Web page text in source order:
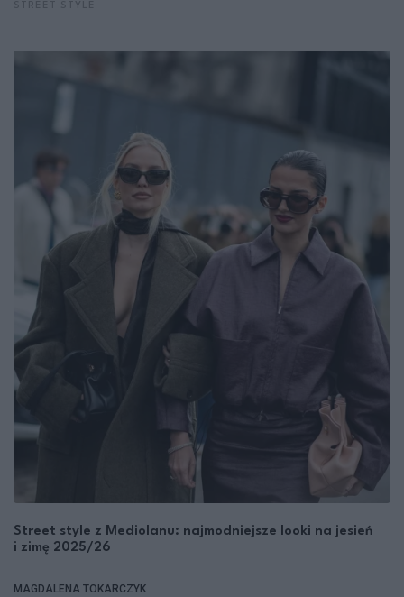
Street style z Mediolanu: najmodniejsze looki na jesień
i zimę 2025/26
MAGDALENA TOKARCZYK